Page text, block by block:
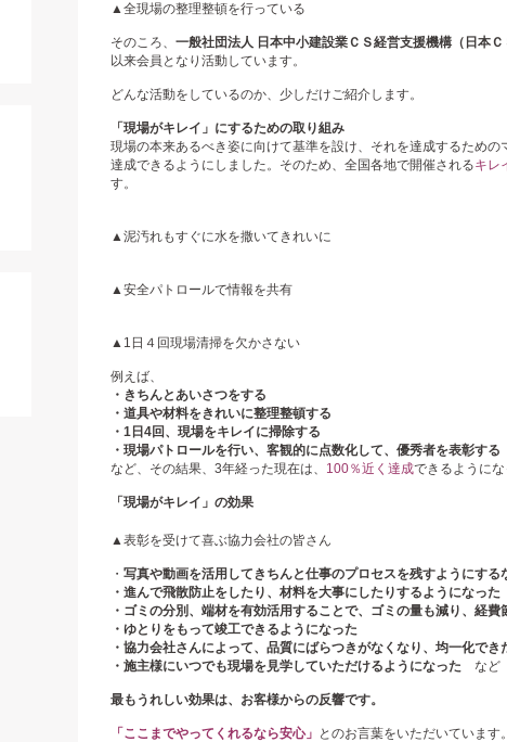
▲全現場の整理整頓を行っている
そのころ、 一般社団法人 日本中小建設業ＣＳ経営支援機構（日本Ｃ
以来会員となり活動しています。
どんな活動をしているのか、少しだけご紹介します。
「現場がキレイ」にするための取り組み
現場の本来あるべき姿に向けて基準を設け、それを達成するため
達成できるようにしました。そのため、全国各地で開催されるキレ
す。
▲泥汚れもすぐに水を撒いてきれいに
▲安全パトロールで情報を共有
▲1日４回現場清掃を欠かさない
例えば、
・きちんとあいさつをする
・道具や材料をきれいに整理整頓する
・1日4回、現場をキレイに掃除する
・現場パトロールを行い、客観的に点数化して、優秀者を表彰する
など、その結果、3年経った現在は、
100％近く達成できるようにな
「現場がキレイ」の効果
▲表彰を受けて喜ぶ協力会社の皆さん
・ 写真や動画を活用してきちんと仕事のプロセスを残すようにする
・進んで飛散防止をしたり、材料を大事にしたりするようになった
・ゴミの分別、端材を有効活用することで、ゴミの量も減り、経費
・ゆとりをもって竣工できるようになった
・協力会社さんによって、品質にばらつきがなくなり、均一化でき
・施主様にいつでも現場を見学していただけるようになった など
最もうれしい効果は、お客様からの反響です。
「ここまでやってくれるなら安心」 とのお言葉をいただいています